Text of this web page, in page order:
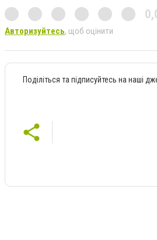
Авторизуйтесь, щоб оцінити
Поділіться та підписуйтесь на наші